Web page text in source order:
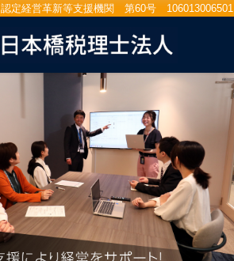
認定経営革新等支援機関 第60号 106013006501